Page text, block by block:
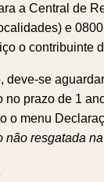
a Central de
e
o contribuinte
deve-se
no prazo de 1
o menu
não resgatada